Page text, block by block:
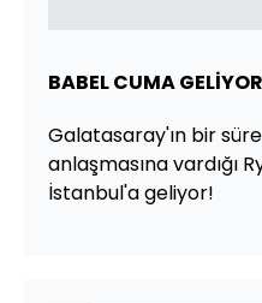
BABEL CUMA
Galatasaray'ın bir
anlaşmasına vardığı
İstanbul'a geliyor!